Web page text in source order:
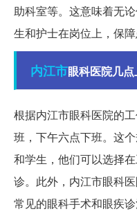
助科室等。这意味着无
生和护士在岗位上，保障
内江市眼科医院几
根据内江市眼科医院的
班，下午六点下班。这
和学生，他们可以选择
诊。此外，内江市眼科
常见的眼科手术和眼疾